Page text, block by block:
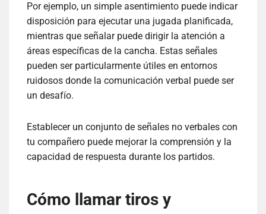
Por ejemplo, un simple asentimiento puede indicar
disposición para ejecutar una jugada planificada,
mientras que señalar puede dirigir la atención a
áreas específicas de la cancha. Estas señales
pueden ser particularmente útiles en entornos
ruidosos donde la comunicación verbal puede ser
un desafío.
Establecer un conjunto de señales no verbales con
tu compañero puede mejorar la comprensión y la
capacidad de respuesta durante los partidos.
Cómo llamar tiros y